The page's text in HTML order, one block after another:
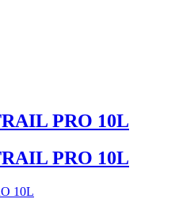
PRO 10L
PRO 10L